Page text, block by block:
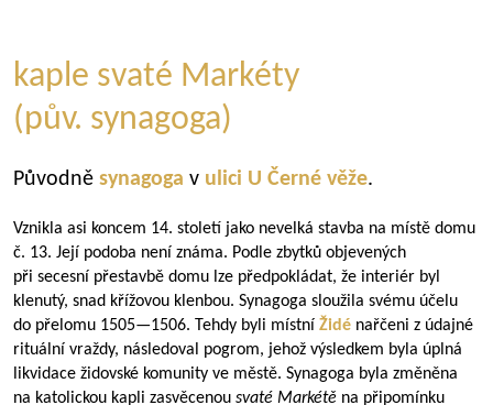
kaple svaté Markéty
(pův. synagoga)
Původně synagoga v ulici U Černé věže.
Vznikla asi koncem 14. století jako nevelká stavba na místě domu
č. 13. Její podoba není známa. Podle zbytků objevených
při secesní přestavbě domu lze předpokládat, že interiér byl
klenutý, snad křížovou klenbou. Synagoga sloužila svému účelu
do přelomu 1505—1506. Tehdy byli místní Židé nařčeni z údajné
rituální vraždy, následoval pogrom, jehož výsledkem byla úplná
likvidace židovské komunity ve městě. Synagoga byla změněna
na katolickou kapli zasvěcenou svaté Markétě na připomínku